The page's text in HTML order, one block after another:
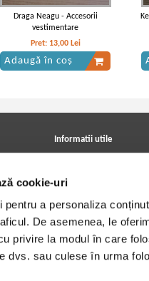
cookie-uri
pentru a personaliza
De asemenea, le
privire la modul în care
dvs. sau culese în urma
Draga Neagu - Accesorii
vestimentare
Pret: 13,00 Lei
Adaugă în coș
Informatii utile
Contact
Politica de livrare
Angajari - Cariere